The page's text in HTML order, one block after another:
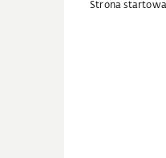
Strona startowa